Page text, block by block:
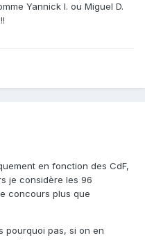
Yannick I. ou Miguel D.
en fonction des CdF,
je considère les 96
concours plus que
pourquoi pas, si on en